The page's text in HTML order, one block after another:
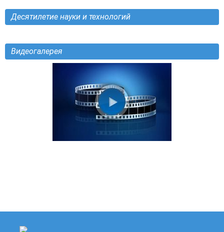
Десятилетие науки и технологий
Видеогалерея